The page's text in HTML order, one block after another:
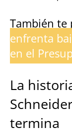
También te
enfrenta
en el
La
termina